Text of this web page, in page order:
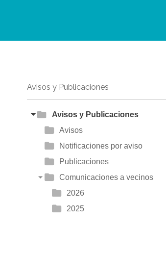
Avisos y Publicaciones
Avisos y Publicaciones
Avisos
Notificaciones por aviso
Publicaciones
Comunicaciones a vecinos
2026
2025